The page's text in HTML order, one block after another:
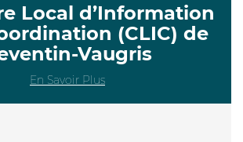
Local d’Information
(CLIC) de
Vaugris
En Savoir Plus